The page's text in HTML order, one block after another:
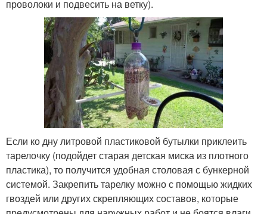
проволоки и подвесить на ветку).
Если ко дну литровой пластиковой бутылки приклеить
тарелочку (подойдет старая детская миска из плотного
пластика), то получится удобная столовая с бункерной
системой. Закрепить тарелку можно с помощью жидких
гвоздей или других скрепляющих составов, которые